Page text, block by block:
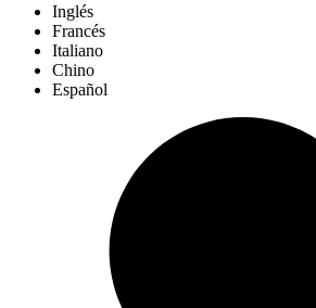
Inglés
Francés
Italiano
Chino
Español